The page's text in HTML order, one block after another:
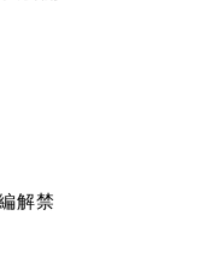
解禁